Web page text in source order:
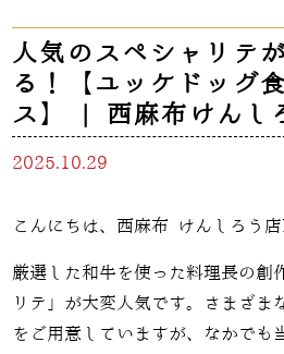
人気のスペシャリテ
る！【ユッケドッグ
ス】 | 西麻布けんし
2025.10.29
こんにちは、西麻布 けんしろう店
厳選した和牛を使った料理長の創
リテ」が大変人気です。さまざま
をご用意していますが、なかでも